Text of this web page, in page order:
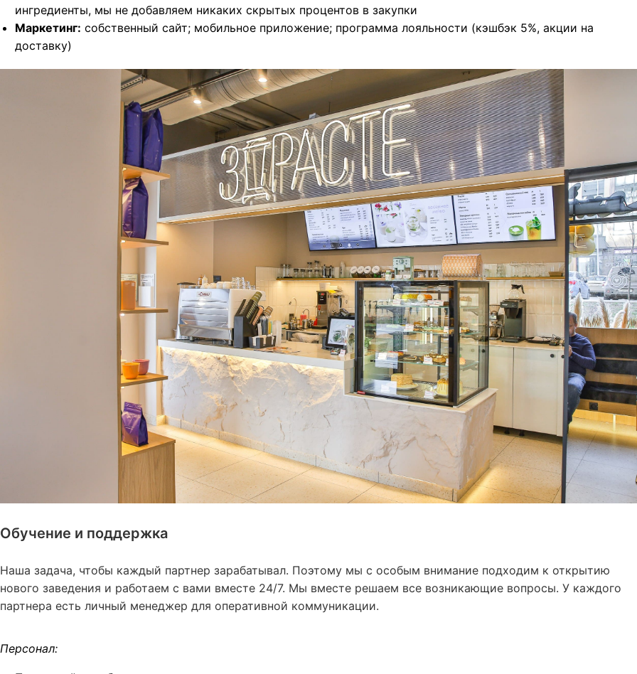
ингредиенты, мы не добавляем никаких скрытых процентов в закупки
Маркетинг: собственный сайт; мобильное приложение; программа лояльности (кэшбэк 5%, акции на
доставку)
Обучение и поддержка
Наша задача, чтобы каждый партнер зарабатывал. Поэтому мы с особым внимание подходим к открытию
нового заведения и работаем с вами вместе 24/7. Мы вместе решаем все возникающие вопросы. У каждого
партнера есть личный менеджер для оперативной коммуникации.
Персонал: